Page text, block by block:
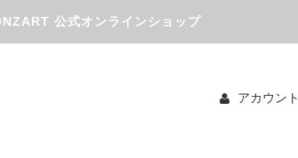
公式オンラインショップ
アカウント